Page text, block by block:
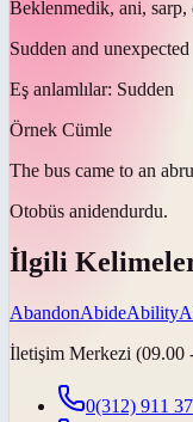
Beklenmedik, ani, sarp,
Sudden and unexpected
Eş anlamlılar: Sudden
Örnek Cümle
The bus came to an
Otobüs anidendurdu.
İlgili
AbandonAbideAbility
İletişim Merkezi (09.00
0(312) 911